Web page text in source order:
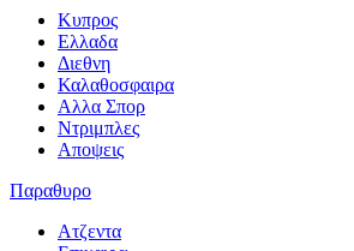
Κυπρος
Ελλαδα
Διεθνη
Καλαθοσφαιρα
Αλλα Σπορ
Ντριμπλες
Αποψεις
Παραθυρο
Ατζεντα